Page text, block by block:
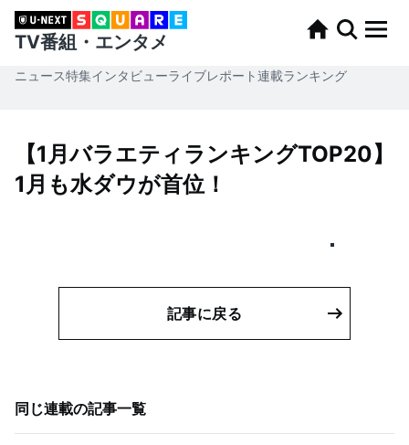
TV番組・エンタメ
ニュース特集インタビューライブレポート連載ランキング
【1月バラエティランキングTOP20】
1月も水ダウが首位！
記事に戻る
同じ連載の記事一覧